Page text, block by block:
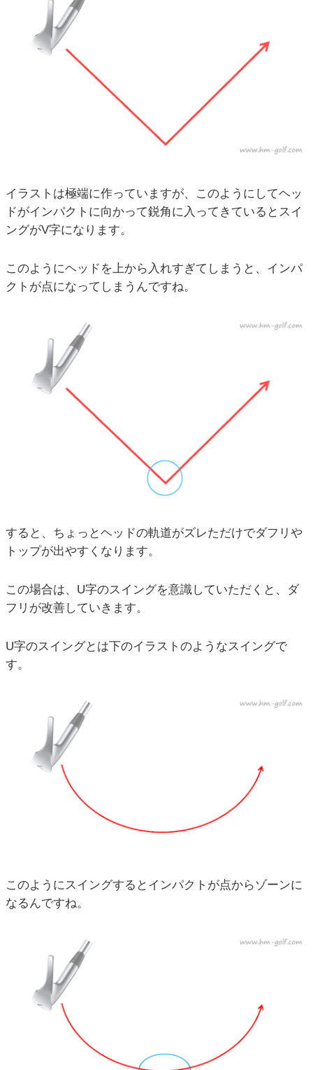
イラストは極端に作っていますが、このようにしてヘッ
ドがインパクトに向かって鋭角に入ってきているとスイ
ングがV字になります。
このようにヘッドを上から入れすぎてしまうと、インパ
クトが点になってしまうんですね。
すると、ちょっとヘッドの軌道がズレただけでダフリや
トップが出やすくなります。
この場合は、U字のスイングを意識していただくと、ダ
フリが改善していきます。
U字のスイングとは下のイラストのようなスイングで
す。
このようにスイングするとインパクトが点からゾーンに
なるんですね。